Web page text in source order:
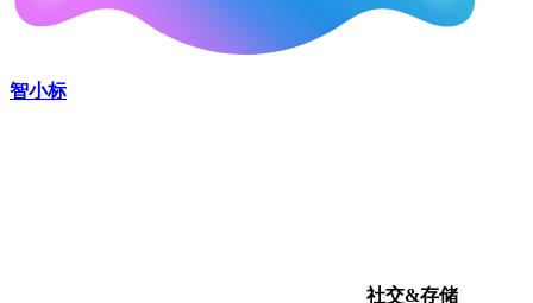
智小标
社交&存储